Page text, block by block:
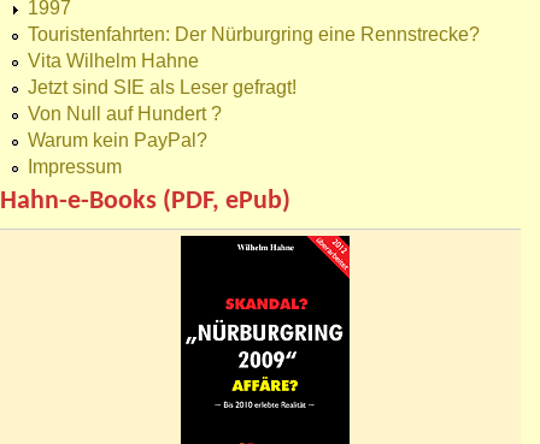
1997
Touristenfahrten: Der Nürburgring eine Rennstrecke?
Vita Wilhelm Hahne
Jetzt sind SIE als Leser gefragt!
Von Null auf Hundert ?
Warum kein PayPal?
Impressum
Hahn-e-Books (PDF, ePub)